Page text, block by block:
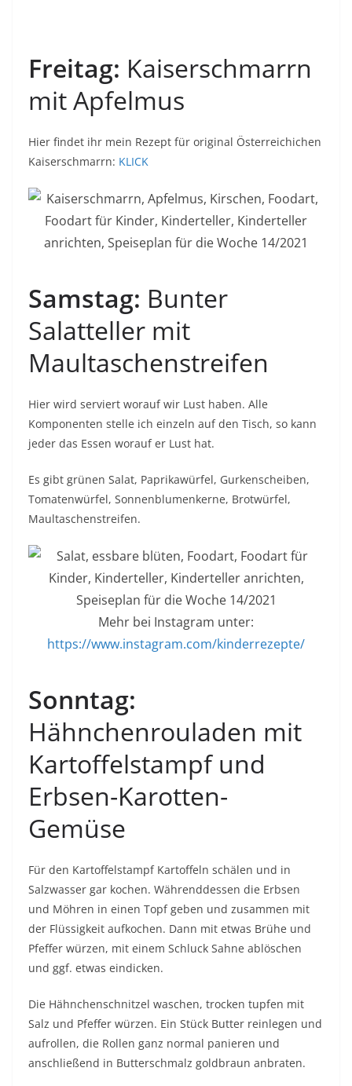
Freitag: Kaiserschmarrn
mit Apfelmus
Hier findet ihr mein Rezept für original Österreichichen
Kaiserschmarrn: KLICK
Samstag: Bunter
Salatteller mit
Maultaschenstreifen
Hier wird serviert worauf wir Lust haben. Alle
Komponenten stelle ich einzeln auf den Tisch, so kann
jeder das Essen worauf er Lust hat.
Es gibt grünen Salat, Paprikawürfel, Gurkenscheiben,
Tomatenwürfel, Sonnenblumenkerne, Brotwürfel,
Maultaschenstreifen.
Mehr bei Instagram unter:
https://www.instagram.com/kinderrezepte/
Sonntag:
Hähnchenrouladen mit
Kartoffelstampf und
Erbsen-Karotten-
Gemüse
Für den Kartoffelstampf Kartoffeln schälen und in
Salzwasser gar kochen. Währenddessen die Erbsen
und Möhren in einen Topf geben und zusammen mit
der Flüssigkeit aufkochen. Dann mit etwas Brühe und
Pfeffer würzen, mit einem Schluck Sahne ablöschen
und ggf. etwas eindicken.
Die Hähnchenschnitzel waschen, trocken tupfen mit
Salz und Pfeffer würzen. Ein Stück Butter reinlegen und
aufrollen, die Rollen ganz normal panieren und
anschließend in Butterschmalz goldbraun anbraten.